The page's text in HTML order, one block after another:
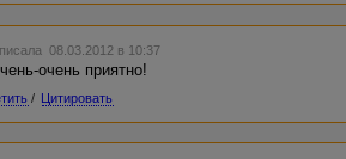
08.03.2012 в 10:37
очень приятно!
/ Цитировать